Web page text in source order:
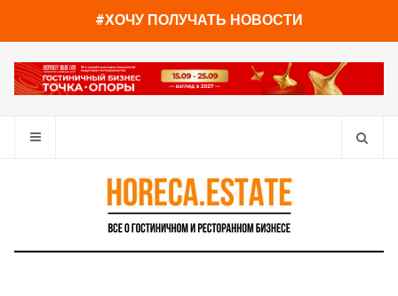
#ХОЧУ ПОЛУЧАТЬ НОВОСТИ